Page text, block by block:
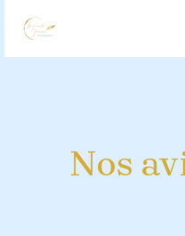
Nos